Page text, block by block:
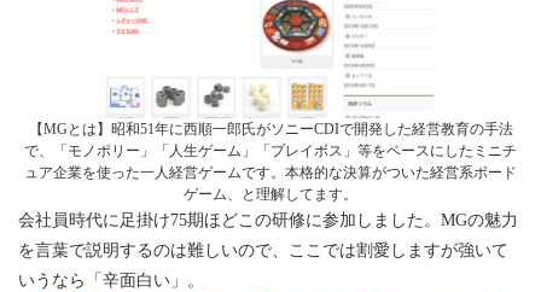
【MGとは】昭和51年に西順一郎氏がソニーCDIで開発した経営教育の手法
で、「モノポリー」「人生ゲーム」「プレイボス」等をベースにしたミニチ
ュア企業を使った一人経営ゲームです。本格的な決算がついた経営系ボード
ゲーム、と理解してます。
会社員時代に足掛け75期ほどこの研修に参加しました。MGの魅力
を言葉で説明するのは難しいので、ここでは割愛しますが強いて
いうなら「辛面白い」。